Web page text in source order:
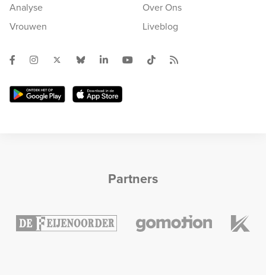
Analyse
Vrouwen
Over Ons
Liveblog
Partners